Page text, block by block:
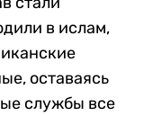
в ислам,
оставаясь
службы все